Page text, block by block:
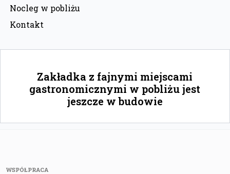
Nocleg w pobliżu
Kontakt
Zakładka z fajnymi miejscami
gastronomicznymi w pobliżu jest
jeszcze w budowie
WSPÓŁPRACA